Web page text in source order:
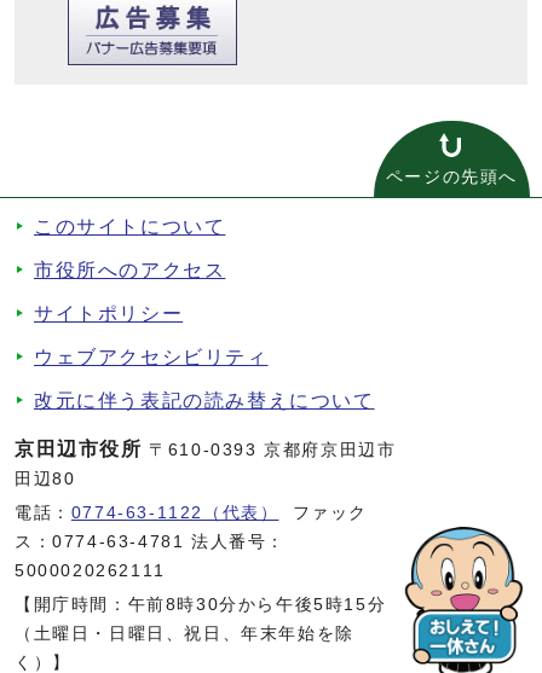
ページの先頭へ
このサイトについて
市役所へのアクセス
サイトポリシー
ウェブアクセシビリティ
改元に伴う表記の読み替えについて
京田辺市役所 〒610-0393 京都府京田辺市
田辺80
電話： 0774-63-1122（代表）
ファック
ス：0774-63-4781 法人番号：
5000020262111
【開庁時間：午前8時30分から午後5時15分
（土曜日・日曜日、祝日、年末年始を除
く）】